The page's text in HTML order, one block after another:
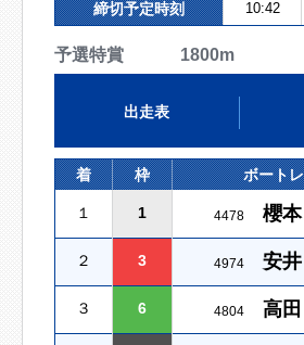
締切予定時刻 10:42
予選特賞 1800m
出走表
着 枠 ボート
１ 1 4478 櫻
２ 3 4974 安
３ 6 4804 高